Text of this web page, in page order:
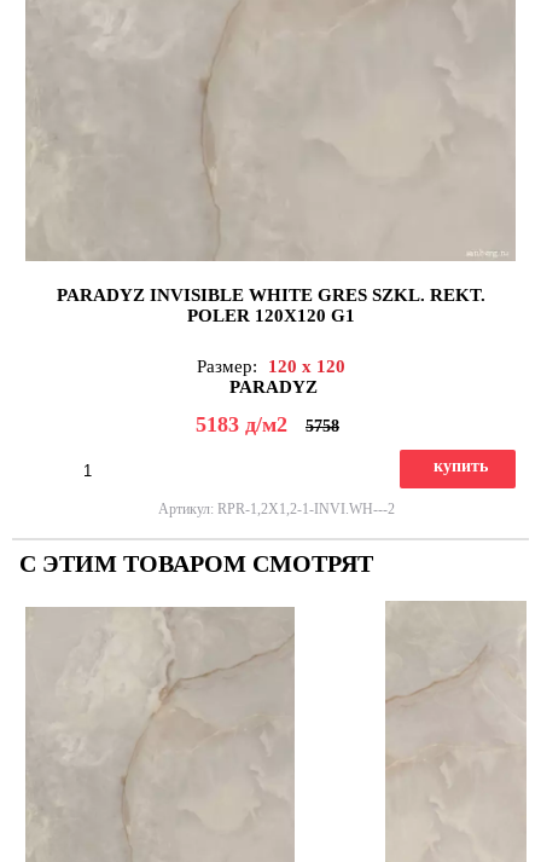
PARADYZ INVISIBLE WHITE GRES SZKL. REKT.
POLER 120X120 G1
Размер:
120 x 120
PARADYZ
5183 д/м2 5758
купить
Артикул: RPR-1,2X1,2-1-INVI.WH---2
С ЭТИМ ТОВАРОМ СМОТРЯТ